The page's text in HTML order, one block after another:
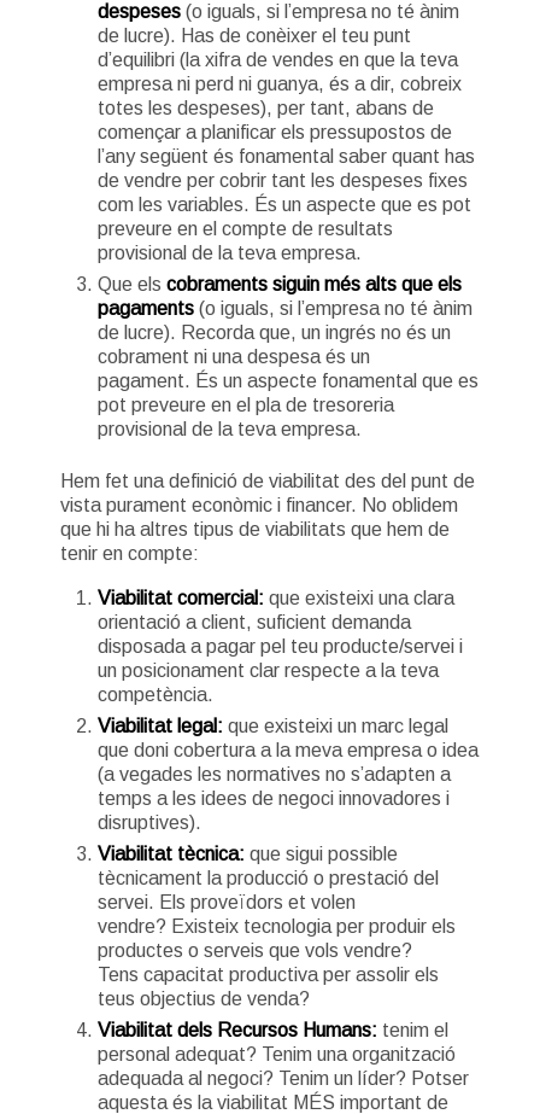
despeses (o iguals, si l’empresa no té ànim
de lucre). Has de conèixer el teu punt
d’equilibri (la xifra de vendes en que la teva
empresa ni perd ni guanya, és a dir, cobreix
totes les despeses), per tant, abans de
començar a planificar els pressupostos de
l’any següent és fonamental saber quant has
de vendre per cobrir tant les despeses fixes
com les variables. És un aspecte que es pot
preveure en el compte de resultats
provisional de la teva empresa.
Que els cobraments siguin més alts que els
pagaments(o iguals, si l’empresa no té ànim
de lucre). Recorda que, un ingrés no és un
cobrament ni una despesa és un
pagament. És un aspecte fonamental que es
pot preveure en el pla de tresoreria
provisional de la teva empresa.
Hem fet una definició de viabilitat des del punt de
vista purament econòmic i financer. No oblidem
que hi ha altres tipus de viabilitats que hem de
tenir en compte:
Viabilitat comercial: que existeixi una clara
orientació a client, suficient demanda
disposada a pagar pel teu producte/servei i
un posicionament clar respecte a la teva
competència.
Viabilitat legal: que existeixi un marc legal
que doni cobertura a la meva empresa o idea
(a vegades les normatives no s’adapten a
temps a les idees de negoci innovadores i
disruptives).
Viabilitat tècnica: que sigui possible
tècnicament la producció o prestació del
servei. Els proveïdors et volen
vendre? Existeix tecnologia per produir els
productes o serveis que vols vendre?
Tens capacitat productiva per assolir els
teus objectius de venda?
Viabilitat dels Recursos Humans: tenim el
personal adequat? Tenim una organització
adequada al negoci? Tenim un líder? Potser
aquesta és la viabilitat MÉS important de